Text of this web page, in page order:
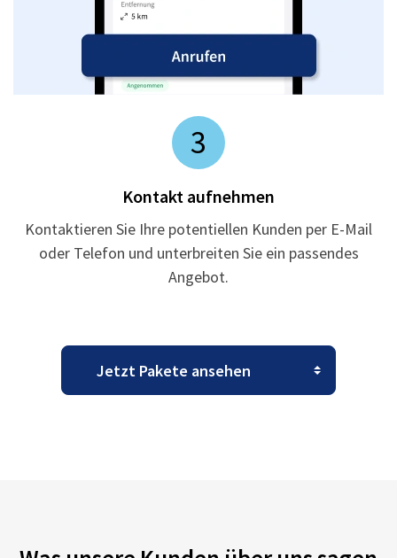
3
Kontakt aufnehmen
Kontaktieren Sie Ihre potentiellen Kunden per E-Mail
oder Telefon und unterbreiten Sie ein passendes
Angebot.